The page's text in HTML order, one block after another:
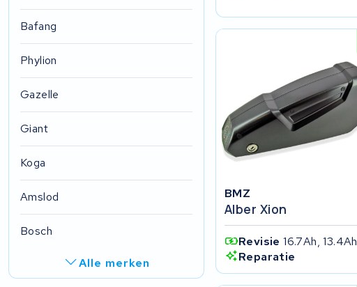
Bafang
Phylion
Gazelle
Giant
Koga
Amslod
Bosch
Alle merken
BMZ
Alber Xion
Revisie16.7Ah, 13.4Ah
Reparatie